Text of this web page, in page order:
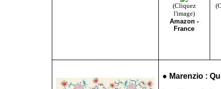
(Cliquez
l'image)
Amazon -
France
● Marenzio :